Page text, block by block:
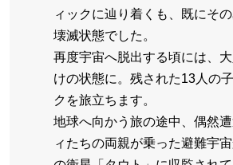
ィックに辿り着くも、既にそ
壊滅状態でした。
再度宇宙へ脱出する頃には、
けの状態に。残された13人の
クを旅立ちます。
地球へ向かう旅の途中、偶然
ィたちの両親が乗った避難宇